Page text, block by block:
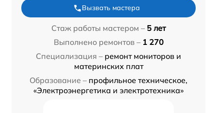
Вызвать мастера
Стаж работы мастером – 5 лет
Выполнено ремонтов – 1 270
Специализация – ремонт мониторов и
материнских плат
Образование – профильное техническое,
«Электроэнергетика и электротехника»